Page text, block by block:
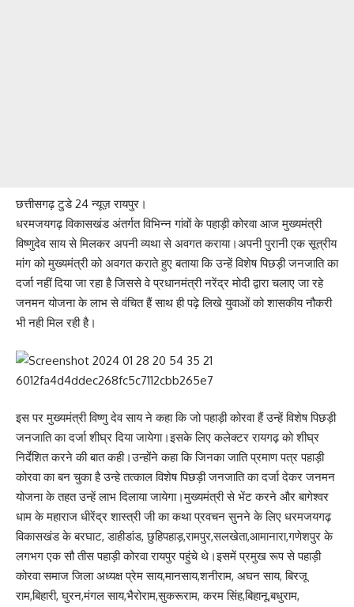
छत्तीसगढ़ टुडे 24 न्यूज़ रायपुर।
धरमजयगढ़ विकासखंड अंतर्गत विभिन्न गांवों के पहाड़ी कोरवा आज मुख्यमंत्री
विष्णुदेव साय से मिलकर अपनी व्यथा से अवगत कराया।अपनी पुरानी एक सूत्रीय
मांग को मुख्यमंत्री को अवगत कराते हुए बताया कि उन्हें विशेष पिछड़ी जनजाति का
दर्जा नहीं दिया जा रहा है जिससे वे प्रधानमंत्री नरेंद्र मोदी द्वारा चलाए जा रहे
जनमन योजना के लाभ से वंचित हैं साथ ही पढ़े लिखे युवाओं को शासकीय नौकरी
भी नही मिल रही है।
इस पर मुख्यमंत्री विष्णु देव साय ने कहा कि जो पहाड़ी कोरवा हैं उन्हें विशेष पिछड़ी
जनजाति का दर्जा शीघ्र दिया जायेगा।इसके लिए कलेक्टर रायगढ़ को शीघ्र
निर्देशित करने की बात कही।उन्होंने कहा कि जिनका जाति प्रमाण पत्र पहाड़ी
कोरवा का बन चुका है उन्हे तत्काल विशेष पिछड़ी जनजाति का दर्जा देकर जनमन
योजना के तहत उन्हें लाभ दिलाया जायेगा।मुख्यमंत्री से भेंट करने और बागेश्वर
धाम के महाराज धीरेंद्र शास्त्री जी का कथा प्रवचन सुनने के लिए धरमजयगढ़
विकासखंड के बरघाट, डाहीडांड, छुहिपहाड़,रामपुर,सलखेता,आमानारा,गणेशपुर के
लगभग एक सौ तीस पहाड़ी कोरवा रायपुर पहुंचे थे।इसमें प्रमुख रूप से पहाड़ी
कोरवा समाज जिला अध्यक्ष प्रेम साय,मानसाय,शनीराम, अघन साय, बिरजू
राम,बिहारी, घुरन,मंगल साय,भैरोराम,सुकरूराम, करम सिंह,बिहानू,बधुराम,